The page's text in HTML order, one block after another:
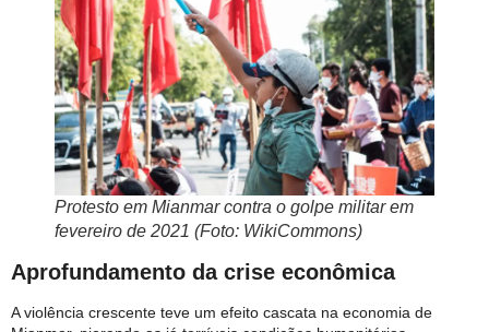
Protesto em Mianmar contra o golpe militar em
fevereiro de 2021 (Foto: WikiCommons)
Aprofundamento da crise econômica
A violência crescente teve um efeito cascata na economia de